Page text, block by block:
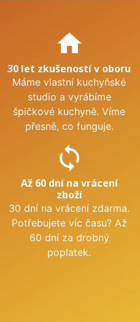
home
30 let zkušeností v oboru
Máme vlastní kuchyňské
studio a vyrábíme
špičkové kuchyně. Víme
přesně, co funguje.
sync
Až 60 dní na vrácení
zboží
30 dní na vrácení zdarma.
Potřebujete víc času? Až
60 dní za drobný
poplatek.